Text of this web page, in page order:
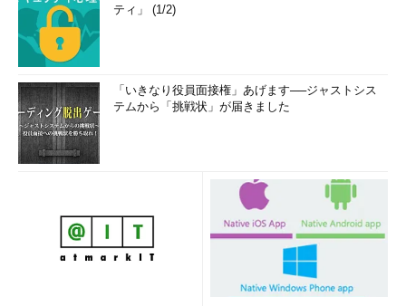
ティ」 (1/2)
「いきなり役員面接権」あげます──ジャストシス
テムから「挑戦状」が届きました